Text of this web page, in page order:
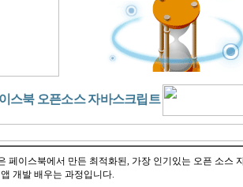
스북 오픈소스 자바스크립트
페이스북에서 만든 최적화된, 가장 인기있는 오픈 소스
개발 배우는 과정입니다.